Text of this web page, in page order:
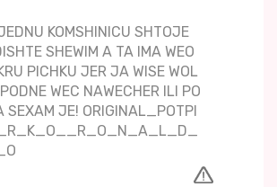
KOMSHINICU SHTOJE
SHEWIM A TA IMA WEO
PICHKU JER JA WISE WOL
PODNE WEC NAWECHER ILI PO
SEXAM JE! ORIGINAL_POTPI